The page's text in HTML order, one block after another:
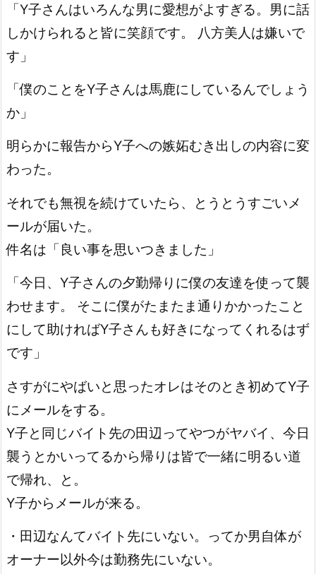
「Y子さんはいろんな男に愛想がよすぎる。男に話
しかけられると皆に笑顔です。 八方美人は嫌いで
す」
「僕のことをY子さんは馬鹿にしているんでしょう
か」
明らかに報告からY子への嫉妬むき出しの内容に変
わった。
それでも無視を続けていたら、とうとうすごいメ
ールが届いた。
件名は「良い事を思いつきました」
「今日、Y子さんの夕勤帰りに僕の友達を使って襲
わせます。 そこに僕がたまたま通りかかったこと
にして助ければY子さんも好きになってくれるはず
です」
さすがにやばいと思ったオレはそのとき初めてY子
にメールをする。
Y子と同じバイト先の田辺ってやつがヤバイ、今日
襲うとかいってるから帰りは皆で一緒に明るい道
で帰れ、と。
Y子からメールが来る。
・田辺なんてバイト先にいない。ってか男自体が
オーナー以外今は勤務先にいない。